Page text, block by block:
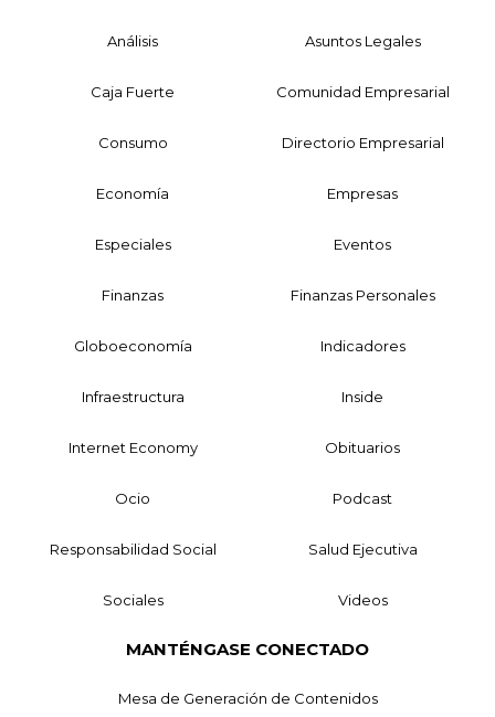
Análisis Asuntos Legales
Caja Fuerte Comunidad Empresarial
Consumo Directorio Empresarial
Economía Empresas
Especiales Eventos
Finanzas Finanzas Personales
Globoeconomía Indicadores
Infraestructura Inside
Internet Economy Obituarios
Ocio Podcast
Responsabilidad Social Salud Ejecutiva
Sociales Videos
MANTÉNGASE CONECTADO
Mesa de Generación de Contenidos